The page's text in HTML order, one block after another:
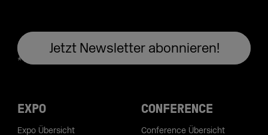
EXPO
Expo Übersicht
CONFERENCE
Conference Übersicht